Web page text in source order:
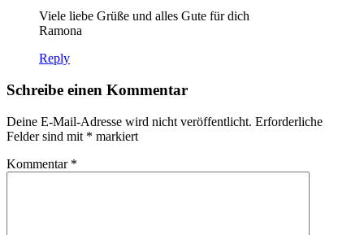
Viele liebe Grüße und alles Gute für dich
Ramona
Reply
Schreibe einen Kommentar
Deine E-Mail-Adresse wird nicht veröffentlicht. Erforderliche
Felder sind mit * markiert
Kommentar *